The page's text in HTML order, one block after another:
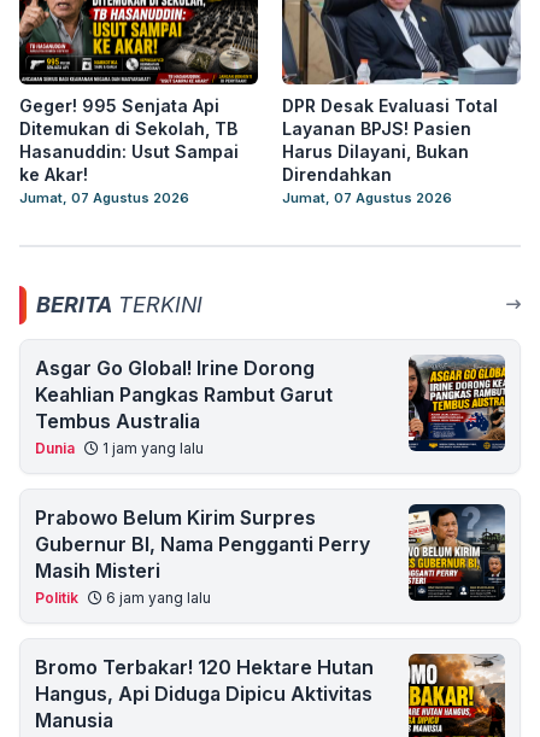
Geger! 995 Senjata Api
Ditemukan di Sekolah, TB
Hasanuddin: Usut Sampai
ke Akar!
Jumat, 07 Agustus 2026
DPR Desak Evaluasi Total
Layanan BPJS! Pasien
Harus Dilayani, Bukan
Direndahkan
Jumat, 07 Agustus 2026
BERITA TERKINI
Asgar Go Global! Irine Dorong
Keahlian Pangkas Rambut Garut
Tembus Australia
Dunia 1 jam yang lalu
Prabowo Belum Kirim Surpres
Gubernur BI, Nama Pengganti Perry
Masih Misteri
Politik 6 jam yang lalu
Bromo Terbakar! 120 Hektare Hutan
Hangus, Api Diduga Dipicu Aktivitas
Manusia